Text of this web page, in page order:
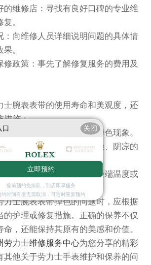
维修店：寻找有良好口碑的专业维
。
向维修人员详细说明问题的具体情
。
政策：事先了解修复服务的费用及
腕表表带的使用寿命和美观度，还
措施：
查表带是否有磨损或掉色现象。
戴时应将腕表存放在干燥、阴凉的
尽量避免将腕表暴露在极端温度或
士腕表表带掉色的问题时，应根据
的护理或修复措施。正确的保养不仅
，还能保持其原有的美感和价值。
劳力士维修服务中心为您分享的精彩
其他关于劳力士手表维护和保养的问
口 关闭
立即预约
提前预约免排队，到店即享服务
约时间有变无需取消，可随时重新预约